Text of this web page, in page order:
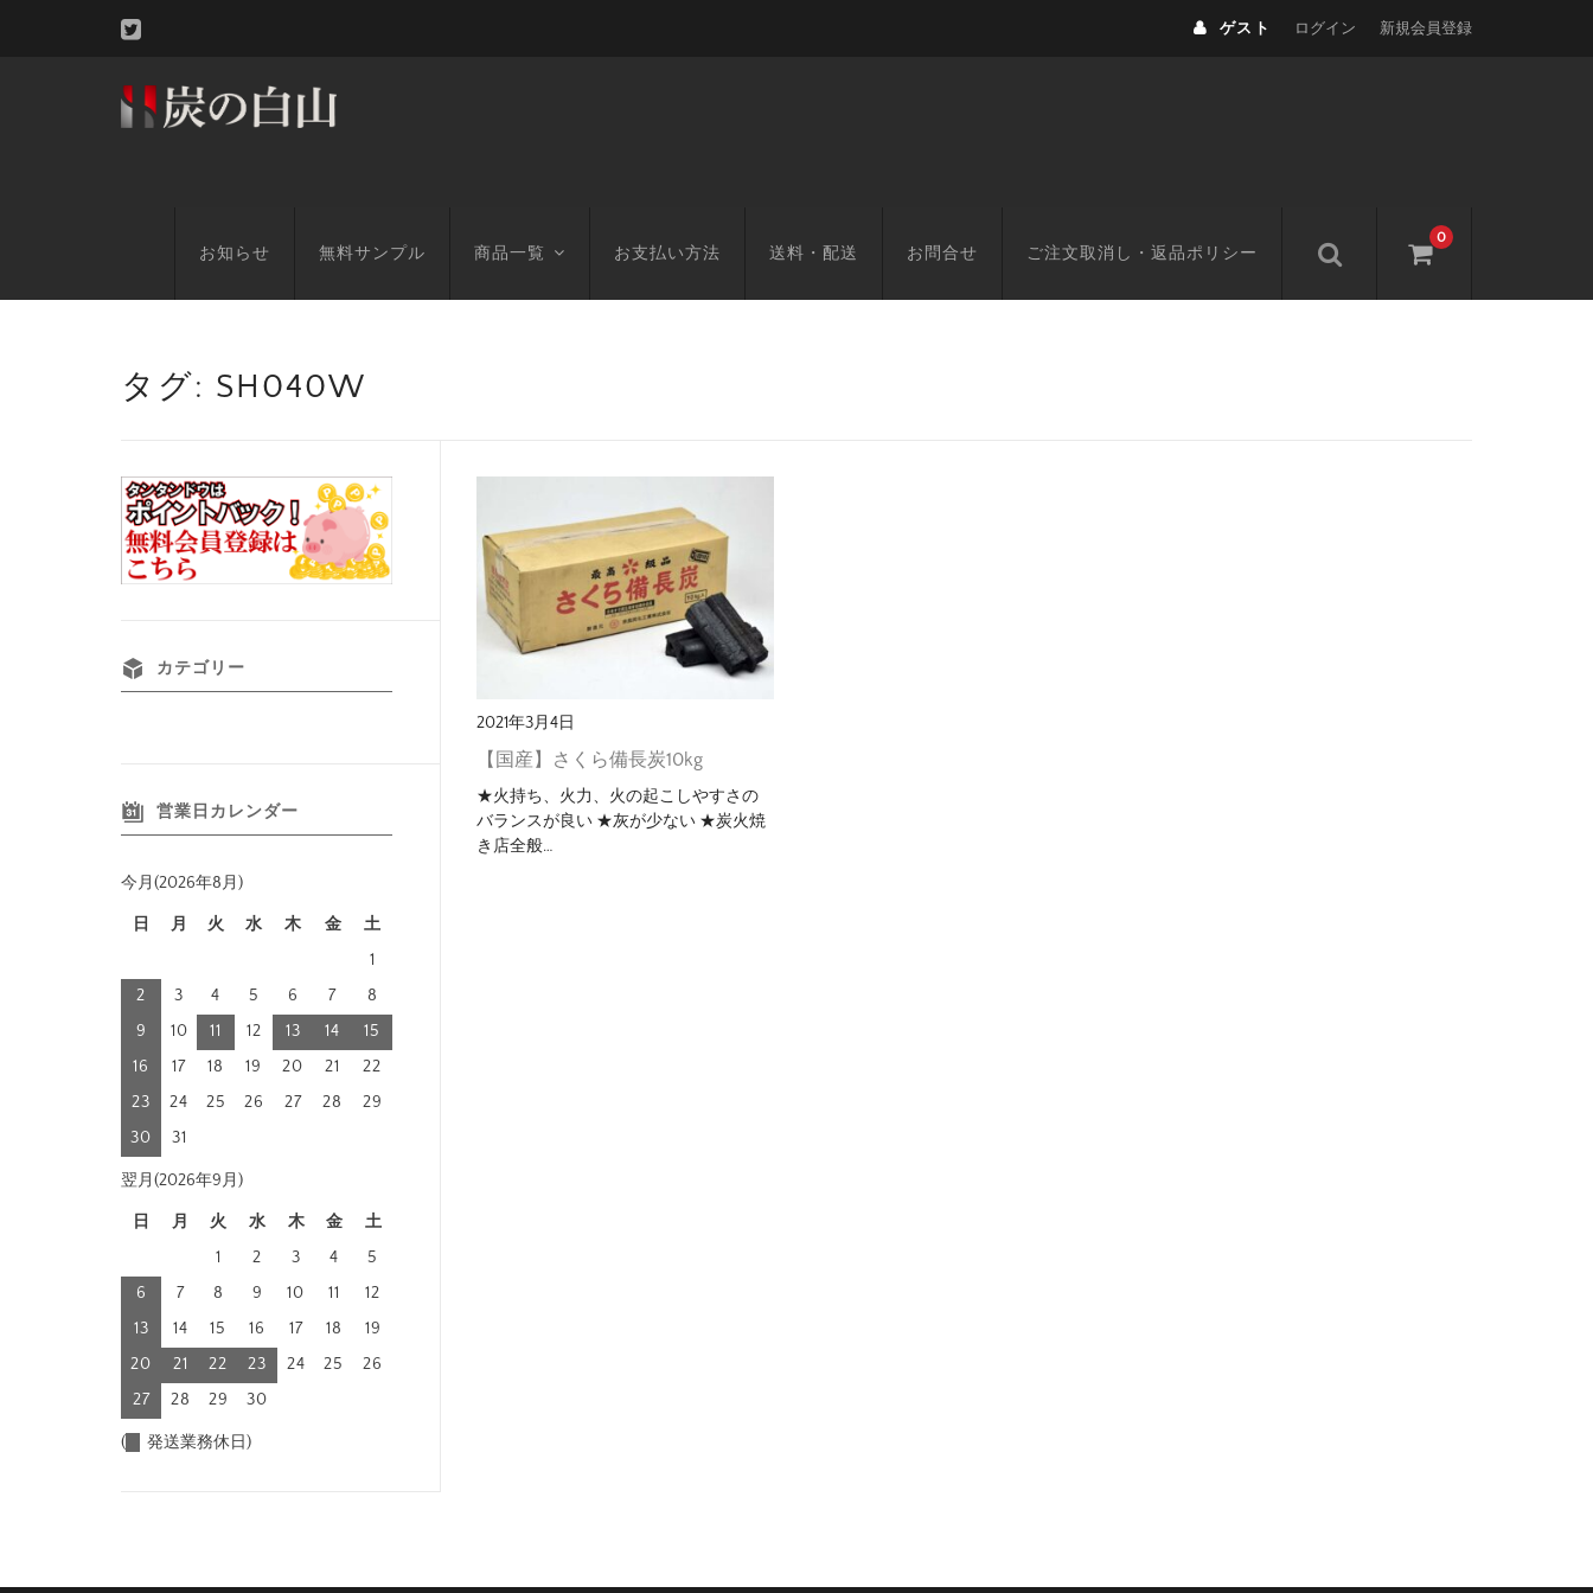
ゲスト ログイン 新規会員登録
0
お知らせ 無料サンプル 商品一覧 お支払い方法 送料・配送 お問合せ ご注文取消し・返品ポリシー
タグ: SH040W
2021年3月4日
【国産】さくら備長炭10kg
★火持ち、火力、火の起こしやすさの
バランスが良い ★灰が少ない ★炭火焼
き店全般…
カテゴリー
営業日カレンダー
今月(2026年8月)
日 月 火 水 木 金
土
1
2
3 4 5 6 7
8
9
10 11 12 13 14
15
16
17 18 19 20 21
22
23
24 25 26 27 28
29
30
31
翌月(2026年9月)
日 月 火 水 木 金
土
1
2 3 4
5
6
7 8 9 10 11
12
13
14 15 16 17 18
19
20
21 22 23 24 25
26
27
28 29 30
( 発送業務休日)